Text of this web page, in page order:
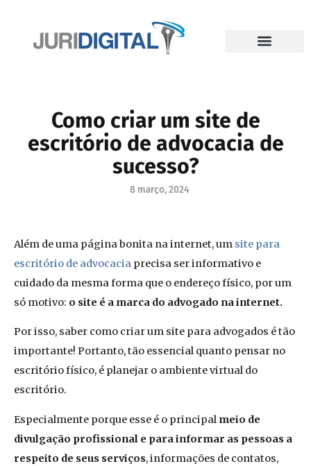
Como criar um site de
escritório de advocacia de
sucesso?
8 março, 2024
Além de uma página bonita na internet, um site para
escritório de advocacia precisa ser informativo e
cuidado da mesma forma que o endereço físico, por um
só motivo: o site é a marca do advogado na internet.
Por isso, saber como criar um site para advogados é tão
importante! Portanto, tão essencial quanto pensar no
escritório físico, é planejar o ambiente virtual do
escritório.
Especialmente porque esse é o principal meio de
divulgação profissional e para informar as pessoas a
respeito de seus serviços, informações de contatos,